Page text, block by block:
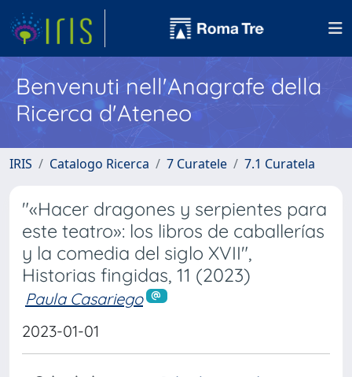
Benvenuti nell'Anagrafe della
Ricerca d'Ateneo
IRIS Catalogo Ricerca 7 Curatele 7.1 Curatela
"«Hacer dragones y serpientes para
este teatro»: los libros de caballerías
y la comedia del siglo XVII",
Historias fingidas, 11 (2023)
Paula Casariego
2023-01-01